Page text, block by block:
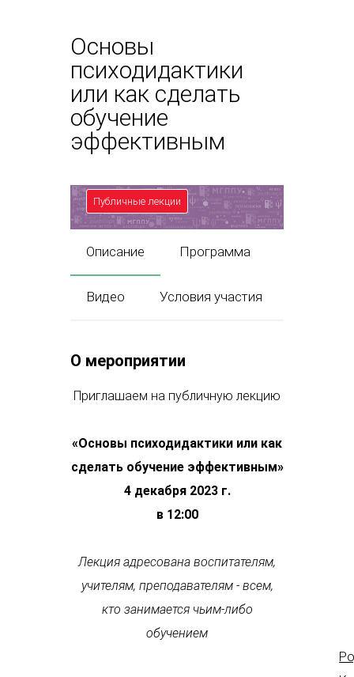
Основы
психодидактики
или как сделать
обучение
эффективным
Публичные лекции
Описание Программа
Видео Условия участия
О мероприятии
Приглашаем на публичную лекцию
«Основы психодидактики или как
сделать обучение эффективным»
4 декабря 2023 г.
в 12:00
Лекция адресована воспитателям,
учителям, преподавателям -всем,
кто занимается чьим-либо
обучением